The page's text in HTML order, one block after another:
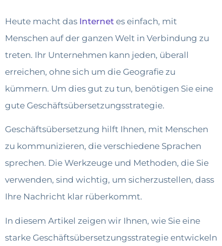
Heute macht das Internet es einfach, mit
Menschen auf der ganzen Welt in Verbindung zu
treten. Ihr Unternehmen kann jeden, überall
erreichen, ohne sich um die Geografie zu
kümmern. Um dies gut zu tun, benötigen Sie eine
gute Geschäftsübersetzungsstrategie.
Geschäftsübersetzung hilft Ihnen, mit Menschen
zu kommunizieren, die verschiedene Sprachen
sprechen. Die Werkzeuge und Methoden, die Sie
verwenden, sind wichtig, um sicherzustellen, dass
Ihre Nachricht klar rüberkommt.
In diesem Artikel zeigen wir Ihnen, wie Sie eine
starke Geschäftsübersetzungsstrategie entwickeln